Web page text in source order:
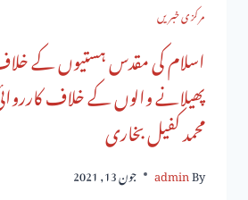
مرکزی خبریں
اسلام کی مقدس ہستیوں کے
پھیلانے والوں کے خلاف
محمد کفیل بخاری
By
admin جون 13, 2021